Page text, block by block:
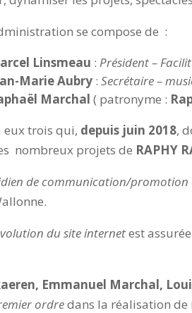
se compose de :
Linsmeau :Président –
Marie Aubry :Secrétaire –
Marchal ( patronyme :
eux trois qui, depuis juin 2018,
nombreux projets de RAPHY
de communication/promotion
du site internetest
Emmanuel Marchal,
ordredans la réalisation de